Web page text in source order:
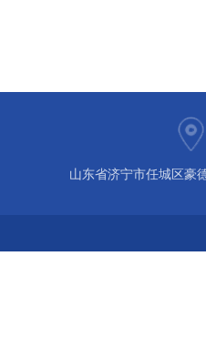
山东省济宁市任城区豪